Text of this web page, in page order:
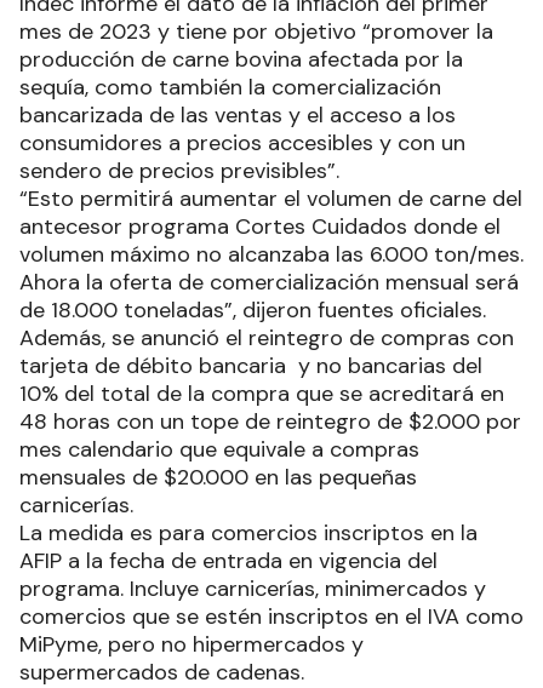
mes de 2023 y tiene por objetivo “promover la
producción de carne bovina afectada por la
sequía, como también la comercialización
bancarizada de las ventas y el acceso a los
consumidores a precios accesibles y con un
sendero de precios previsibles”.
“Esto permitirá aumentar el volumen de carne del
antecesor programa Cortes Cuidados donde el
volumen máximo no alcanzaba las 6.000 ton/mes.
Ahora la oferta de comercialización mensual será
de 18.000 toneladas”, dijeron fuentes oficiales.
Además, se anunció el reintegro de compras con
tarjeta de débito bancaria y no bancarias del
10% del total de la compra que se acreditará en
48 horas con un tope de reintegro de $2.000 por
mes calendario que equivale a compras
mensuales de $20.000 en las pequeñas
carnicerías.
La medida es para comercios inscriptos en la
AFIP a la fecha de entrada en vigencia del
programa. Incluye carnicerías, minimercados y
comercios que se estén inscriptos en el IVA como
MiPyme, pero no hipermercados y
supermercados de cadenas.